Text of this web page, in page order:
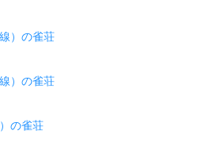
）の雀荘
）の雀荘
の雀荘